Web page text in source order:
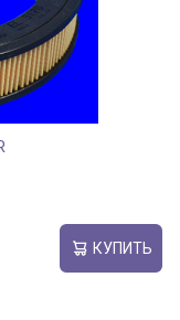
КУПИТЬ